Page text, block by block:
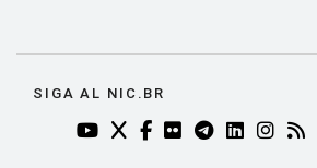
SIGA AL NIC.BR
YOUTUBE DO NIC.BR (ABRE
TWITTER DO NIC.BR
FACEBOOK DO
FLICKR DO
TELEGRAM
LINKEDIN